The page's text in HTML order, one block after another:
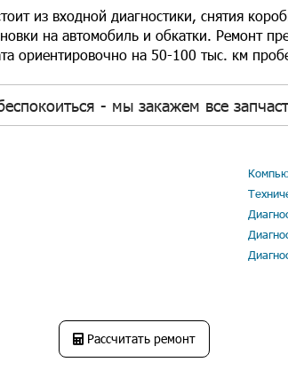
из входной диагностики, снятия
на автомобиль и обкатки. Ремонт
ориентировочно на 50-100 тыс. км
- мы закажем все
Рассчитать ремонт